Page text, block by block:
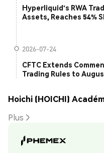
Hyperliquid's RWA
Assets, Reaches 54%
2026-07-24
CFTC Extends
Trading Rules to
Hoichi (HOICHI)
Plus